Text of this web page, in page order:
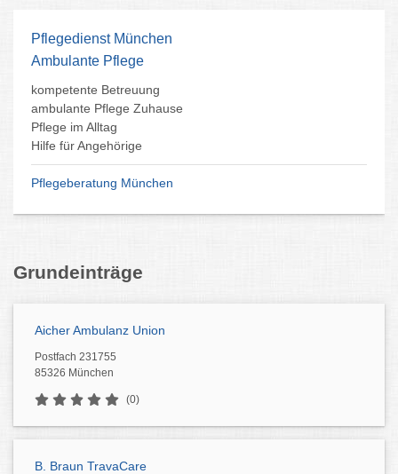
Pflegedienst München
Ambulante Pflege
kompetente Betreuung
ambulante Pflege Zuhause
Pflege im Alltag
Hilfe für Angehörige
Pflegeberatung München
Grundeinträge
Aicher Ambulanz Union
Postfach 231755
85326 München
(0)
B. Braun TravaCare